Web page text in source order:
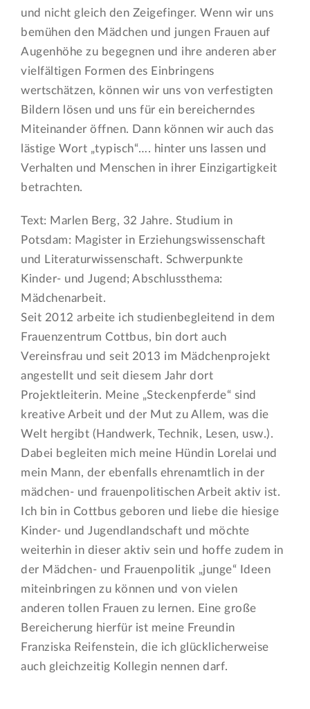
und nicht gleich den Zeigefinger. Wenn wir uns
bemühen den Mädchen und jungen Frauen auf
Augenhöhe zu begegnen und ihre anderen aber
vielfältigen Formen des Einbringens
wertschätzen, können wir uns von verfestigten
Bildern lösen und uns für ein bereicherndes
Miteinander öffnen. Dann können wir auch das
lästige Wort „typisch“…. hinter uns lassen und
Verhalten und Menschen in ihrer Einzigartigkeit
betrachten.
Text: Marlen Berg, 32 Jahre. Studium in
Potsdam: Magister in Erziehungswissenschaft
und Literaturwissenschaft. Schwerpunkte
Kinder- und Jugend; Abschlussthema:
Mädchenarbeit.
Seit 2012 arbeite ich studienbegleitend in dem
Frauenzentrum Cottbus, bin dort auch
Vereinsfrau und seit 2013 im Mädchenprojekt
angestellt und seit diesem Jahr dort
Projektleiterin. Meine „Steckenpferde“ sind
kreative Arbeit und der Mut zu Allem, was die
Welt hergibt (Handwerk, Technik, Lesen, usw.).
Dabei begleiten mich meine Hündin Lorelai und
mein Mann, der ebenfalls ehrenamtlich in der
mädchen- und frauenpolitischen Arbeit aktiv ist.
Ich bin in Cottbus geboren und liebe die hiesige
Kinder- und Jugendlandschaft und möchte
weiterhin in dieser aktiv sein und hoffe zudem in
der Mädchen- und Frauenpolitik „junge“ Ideen
miteinbringen zu können und von vielen
anderen tollen Frauen zu lernen. Eine große
Bereicherung hierfür ist meine Freundin
Franziska Reifenstein, die ich glücklicherweise
auch gleichzeitig Kollegin nennen darf.